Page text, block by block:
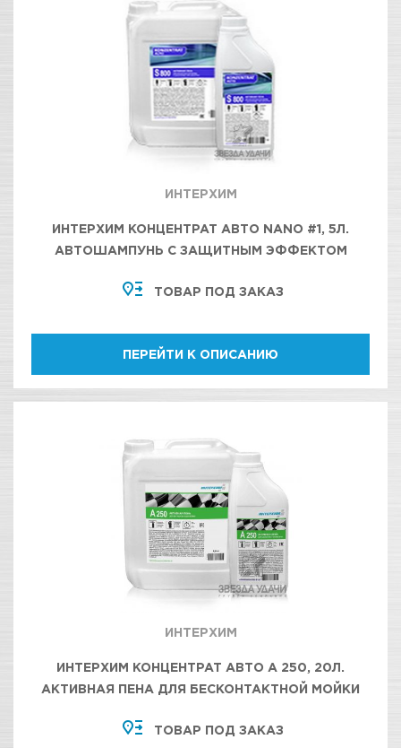
ИНТЕРХИМ
ИНТЕРХИМ КОНЦЕНТРАТ АВТО NANO #1, 5Л.
АВТОШАМПУНЬ С ЗАЩИТНЫМ ЭФФЕКТОМ
ТОВАР ПОД ЗАКАЗ
ПЕРЕЙТИ К ОПИСАНИЮ
ИНТЕРХИМ
ИНТЕРХИМ КОНЦЕНТРАТ АВТО А 250, 20Л.
АКТИВНАЯ ПЕНА ДЛЯ БЕСКОНТАКТНОЙ МОЙКИ
ТОВАР ПОД ЗАКАЗ